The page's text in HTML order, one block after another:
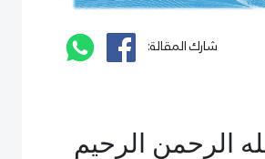
شارك المقالة:
الرحمن الرحيم